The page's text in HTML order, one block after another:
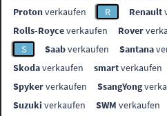
Protonverkaufen R Renault
Rolls-Royceverkaufen Rover
S
Saabverkaufen Santana
Skodaverkaufen smartverkaufen
Spykerverkaufen SsangYong
Suzuki verkaufen SWM verkaufen